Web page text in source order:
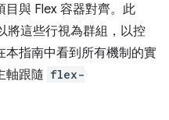
與 Flex 容器對齊。此
將這些行視為群組，以控
本指南中看到所有機制的實
軸跟隨 flex-